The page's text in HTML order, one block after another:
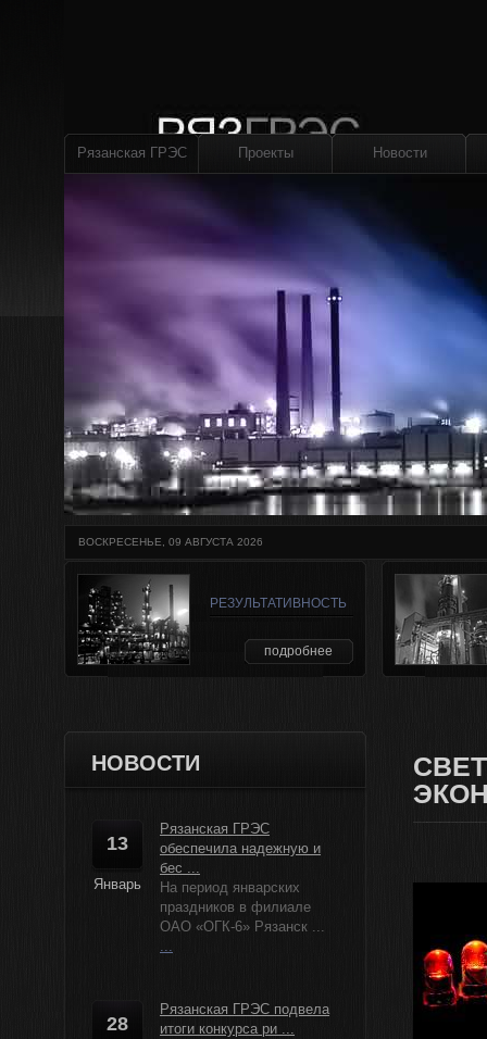
Рязанская ГРЭС Проекты Новости
ВОСКРЕСЕНЬЕ, 09 АВГУСТА 2026
РЕЗУЛЬТАТИВНОСТЬ
подробнее
НОВОСТИ
13
Январь
Рязанская ГРЭС
обеспечила надежную и
бес ...
На период январских
праздников в филиале
ОАО «ОГК-6» Рязанск ...
...
28
Рязанская ГРЭС подвела
итоги конкурса ри ...